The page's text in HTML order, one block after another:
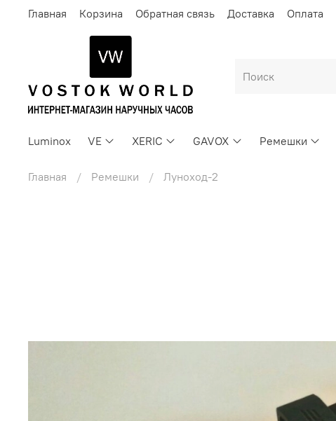
Главная Корзина Обратная связь Доставка Оплата
Luminox VE XERIC GAVOX Ремешки
Главная Ремешки Луноход-2